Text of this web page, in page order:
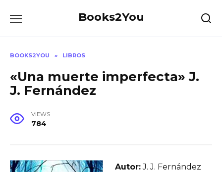
Books2You
BOOKS2YOU » LIBROS
«Una muerte imperfecta» J.
J. Fernández
VIEWS
784
Autor:J. J. Fernández